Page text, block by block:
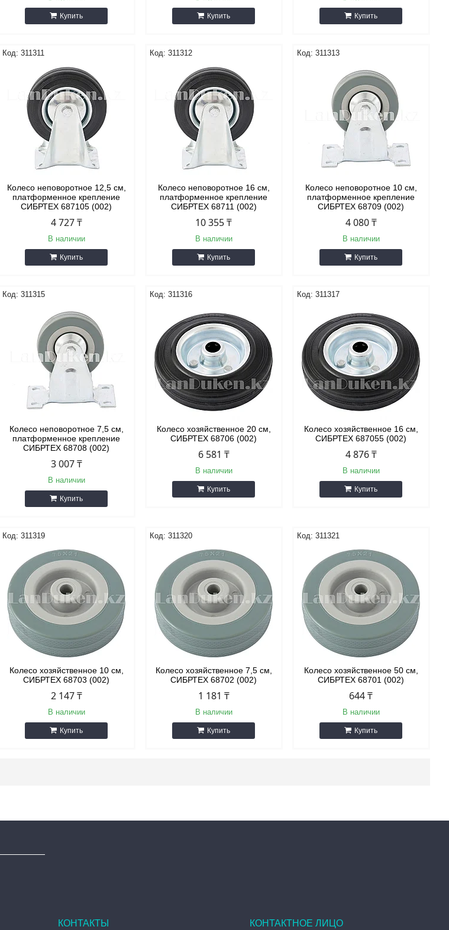
Купить Купить Купить
311311
Колесо неповоротное 12,5 см,
платформенное крепление
СИБРТЕХ 687105 (002)
4 727 ₸
В наличии
Купить
311312
Колесо неповоротное 16 см,
платформенное крепление
СИБРТЕХ 68711 (002)
10 355 ₸
В наличии
Купить
311313
Колесо неповоротное 10 см,
платформенное крепление
СИБРТЕХ 68709 (002)
4 080 ₸
В наличии
Купить
311315
Колесо неповоротное 7,5 см,
платформенное крепление
СИБРТЕХ 68708 (002)
3 007 ₸
В наличии
Купить
311316
Колесо хозяйственное 20 см,
СИБРТЕХ 68706 (002)
6 581 ₸
В наличии
Купить
311317
Колесо хозяйственное 16 см,
СИБРТЕХ 687055 (002)
4 876 ₸
В наличии
Купить
311319
Колесо хозяйственное 10 см,
СИБРТЕХ 68703 (002)
2 147 ₸
В наличии
Купить
311320
Колесо хозяйственное 7,5 см,
СИБРТЕХ 68702 (002)
1 181 ₸
В наличии
Купить
311321
Колесо хозяйственное 50 см,
СИБРТЕХ 68701 (002)
644 ₸
В наличии
Купить